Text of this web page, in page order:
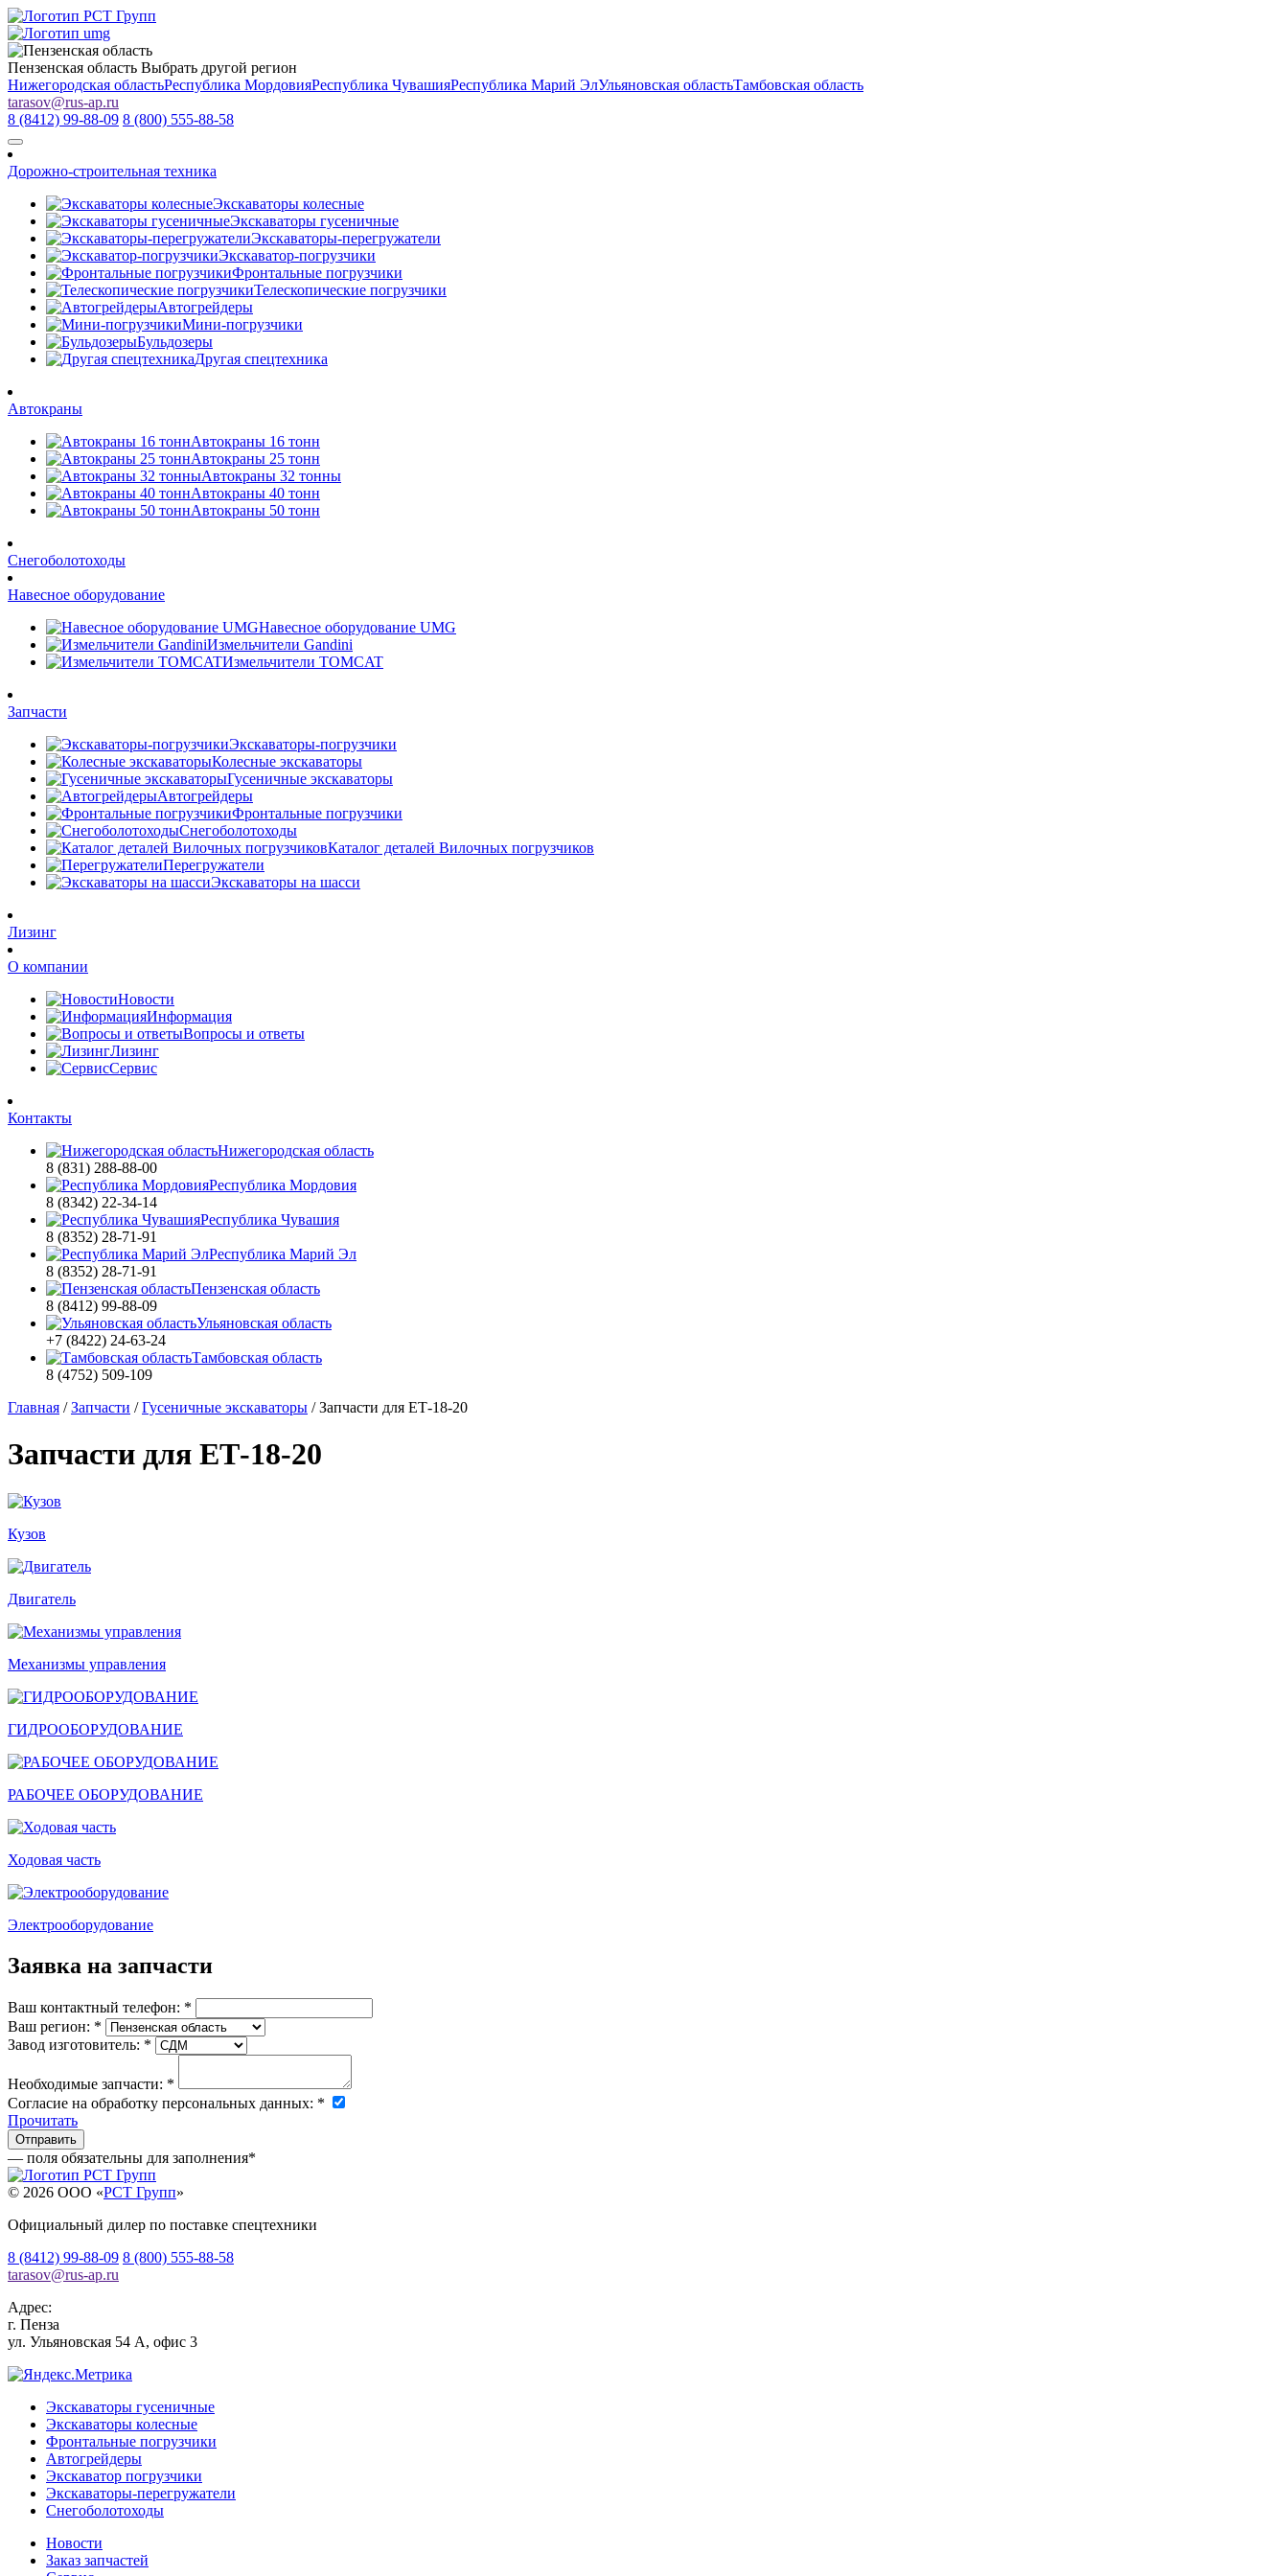
Пензенская область Выбрать другой регион
Нижегородская областьРеспублика МордовияРеспублика ЧувашияРеспублика Марий ЭлУльяновская областьТамбовская область
tarasov@rus-ap.ru
8 (8412) 99-88-09 8 (800) 555-88-58
Дорожно-строительная техника
Экскаваторы колесные
Экскаваторы гусеничные
Экскаваторы-перегружатели
Экскаватор-погрузчики
Фронтальные погрузчики
Телескопические погрузчики
Автогрейдеры
Мини-погрузчики
Бульдозеры
Другая спецтехника
Автокраны
Автокраны 16 тонн
Автокраны 25 тонн
Автокраны 32 тонны
Автокраны 40 тонн
Автокраны 50 тонн
Снегоболотоходы
Навесное оборудование
Навесное оборудование UMG
Измельчители Gandini
Измельчители TOMCAT
Запчасти
Экскаваторы-погрузчики
Колесные экскаваторы
Гусеничные экскаваторы
Автогрейдеры
Фронтальные погрузчики
Снегоболотоходы
Каталог деталей Вилочных погрузчиков
Перегружатели
Экскаваторы на шасси
Лизинг
О компании
Новости
Информация
Вопросы и ответы
Лизинг
Сервис
Контакты
Нижегородская область
8 (831) 288-88-00
Республика Мордовия
8 (8342) 22-34-14
Республика Чувашия
8 (8352) 28-71-91
Республика Марий Эл
8 (8352) 28-71-91
Пензенская область
8 (8412) 99-88-09
Ульяновская область
+7 (8422) 24-63-24
Тамбовская область
8 (4752) 509-109
Главная /Запчасти /Гусеничные экскаваторы /Запчасти для ЕТ-18-20
Запчасти для ЕТ-18-20
Кузов
Двигатель
Механизмы управления
ГИДРООБОРУДОВАНИЕ
РАБОЧЕЕ ОБОРУДОВАНИЕ
Ходовая часть
Электрооборудование
Заявка на запчасти
Ваш контактный телефон: *
Ваш регион: *
Завод изготовитель: *
Необходимые запчасти: *
Согласие на обработку персональных данных: *
Прочитать
— поля обязательны для заполнения*
© 2026 OOO «РСТ Групп»
Официальный дилер по поставке спецтехники
8 (8412) 99-88-09 8 (800) 555-88-58
tarasov@rus-ap.ru
Адрес:
г. Пенза
ул. Ульяновская 54 А, офис 3
Экскаваторы гусеничные
Экскаваторы колесные
Фронтальные погрузчики
Автогрейдеры
Экскаватор погрузчики
Экскаваторы-перегружатели
Снегоболотоходы
Новости
Заказ запчастей